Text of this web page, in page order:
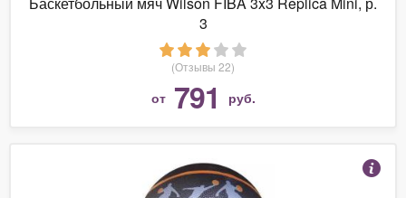
3
(Отзывы 22)
от 791 руб.